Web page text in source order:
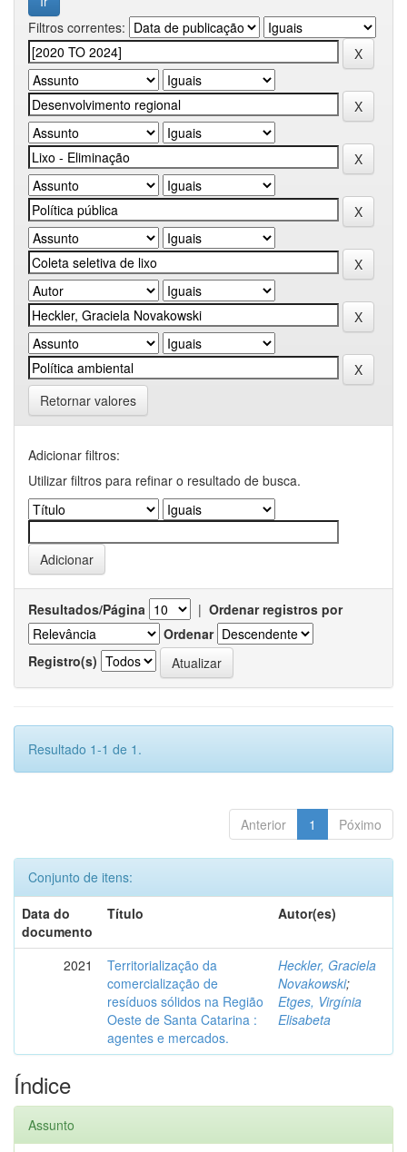
Filtros correntes:
Retornar valores
Adicionar filtros:
Utilizar filtros para refinar o resultado de busca.
Resultados/Página | Ordenar registros por
Ordenar
Registro(s)
Resultado 1-1 de 1.
Anterior 1 Póximo
Conjunto de itens:
Data do
documento
Título Autor(es)
2021
Territorialização da
comercialização de
resíduos sólidos na Região
Oeste de Santa Catarina :
agentes e mercados.
Heckler, Graciela
Novakowski;
Etges, Virgínia
Elisabeta
Índice
Assunto